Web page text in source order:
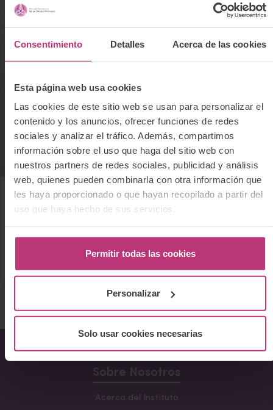
Consentimiento Detalles Acerca de las cookies
Esta página web usa cookies
Las cookies de este sitio web se usan para personalizar el
contenido y los anuncios, ofrecer funciones de redes
sociales y analizar el tráfico. Además, compartimos
información sobre el uso que haga del sitio web con
nuestros partners de redes sociales, publicidad y análisis
web, quienes pueden combinarla con otra información que
les haya proporcionado o que hayan recopilado a partir del
uso que haya hecho de sus servicios.
Permitir todas las cookies
Personalizar
Solo usar cookies necesarias
18 agosto 2023
Sobre Nosotros
Acerca del Instituto